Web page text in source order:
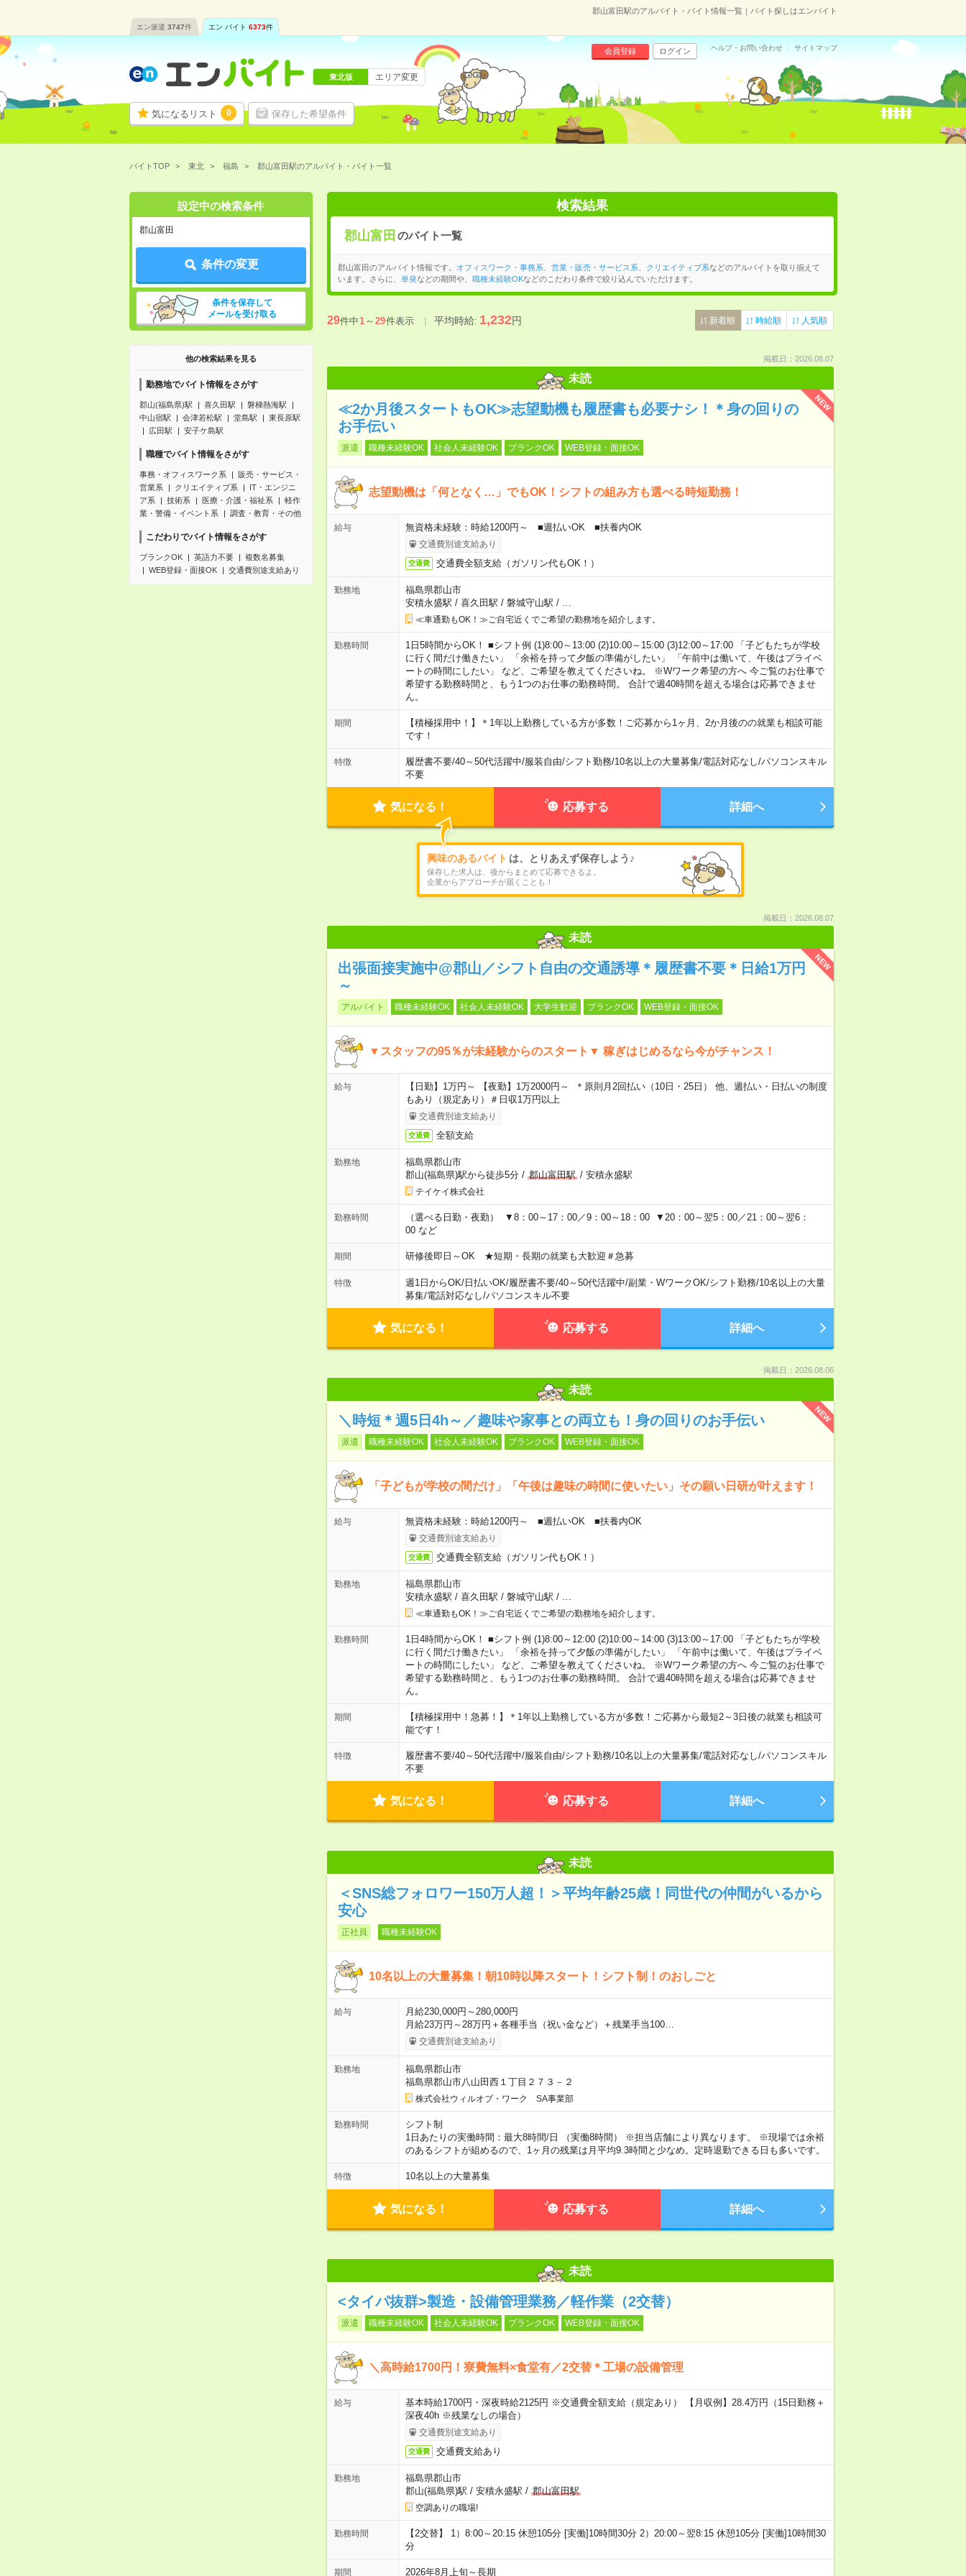
郡山富田駅のアルバイト・バイト情報一覧｜バイト探しはエンバイト
エン派遣 3747件 エン バイト 6373件
気になるリスト 0 保存した希望条件
会員登録 ログイン ヘルプ・お問い合わせ サイトマップ
東北版 エリア変更
バイトTOP 東北 福島 郡山富田駅のアルバイト・バイト一覧
設定中の検索条件
郡山富田
条件の変更
条件を保存して
メールを受け取る
他の検索結果を見る
勤務地でバイト情報をさがす
郡山(福島県)駅 喜久田駅
磐梯熱海駅
中山宿駅
会津若松駅 堂島駅
東長原駅
広田駅
安子ケ島駅
職種でバイト情報をさがす
事務・オフィスワーク系
販売・サービス・
営業系
クリエイティブ系
IT・エンジニ
ア系
技術系 医療・介護・福祉系
軽作
業・警備・イベント系
調査・教育・その他
こだわりでバイト情報をさがす
ブランクOK 英語力不要
複数名募集
WEB登録・面接OK
交通費別途支給あり
検索結果
郡山富田 のバイト一覧
郡山富田のアルバイト情報です。 オフィスワーク・事務系 営業・販売・サービス系 クリエイティブ系などのアルバイトを取り揃えて
います。さらに、
単発などの期間や、 職種未経験OKなどのこだわり条件で絞り込んでいただけます。
29件中1～29件表示 平均時給:1,232円 新着順 時給順 人気順
掲載日：2026.08.07
未読
NEW
≪2か月後スタートもOK≫志望動機も履歴書も必要ナシ！＊身の回りの
お手伝い
派遣 職種未経験OK 社会人未経験OK ブランクOK WEB登録・面接OK
志望動機は「何となく…」でもOK！シフトの組み方も選べる時短勤務！
給与 無資格未経験：時給1200円～ ■週払いOK ■扶養内OK
交通費別途支給あり
交通費 交通費全額支給（ガソリン代もOK！）
勤務地
福島県郡山市
安積永盛駅 / 喜久田駅 / 磐城守山駅 /
≪車通勤もOK！≫ご自宅近くでご希望の勤務地を紹介します。
勤務時間
1日5時間からOK！ ■シフト例 (1)8:00～13:00 (2)10:00～15:00 (3)12:00～17:00 「子どもたちが学校
に行く間だけ働きたい」 「余裕を持って夕飯の準備がしたい」 「午前中は働いて、午後はプライベ
ートの時間にしたい」 など、ご希望を教えてくださいね。 ※Wワーク希望の方へ 今ご覧のお仕事で
希望する勤務時間と、もう1つのお仕事の勤務時間。 合計で週40時間を超える場合は応募できませ
ん。
期間
【積極採用中！】＊1年以上勤務している方が多数！ご応募から1ヶ月、2か月後のの就業も相談可能
です！
特徴 履歴書不要/40～50代活躍中/服装自由/シフト勤務/10名以上の大量募集/電話対応なし/パソコンスキル
不要
気になる！ 応募する 詳細へ
興味のあるバイト は、とりあえず保存しよう♪
保存した求人は、後からまとめて応募できるよ。
企業からアプローチが届くことも！
掲載日：2026.08.07
未読
NEW
出張面接実施中@郡山／シフト自由の交通誘導＊履歴書不要＊日給1万円
～
アルバイト 職種未経験OK 社会人未経験OK 大学生歓迎 ブランクOK WEB登録・面接OK
▼スタッフの95％が未経験からのスタート▼ 稼ぎはじめるなら今がチャンス！
給与
【日勤】1万円～ 【夜勤】1万2000円～ ＊原則月2回払い（10日・25日） 他、週払い・日払いの制度
もあり（規定あり）＃日収1万円以上
交通費別途支給あり
交通費 全額支給
勤務地
福島県郡山市
郡山(福島県)駅から徒歩5分/ 郡山富田駅/ 安積永盛駅
テイケイ株式会社
勤務時間
（選べる日勤・夜勤） ▼8：00～17：00／9：00～18：00 ▼20：00～翌5：00／21：00～翌6：
00 など
期間 研修後即日～OK ★短期・長期の就業も大歓迎＃急募
特徴 週1日からOK/日払いOK/履歴書不要/40～50代活躍中/副業・WワークOK/シフト勤務/10名以上の大量
募集/電話対応なし/パソコンスキル不要
気になる！ 応募する 詳細へ
掲載日：2026.08.06
未読
NEW
＼時短＊週5日4h～／趣味や家事との両立も！身の回りのお手伝い
派遣 職種未経験OK 社会人未経験OK ブランクOK WEB登録・面接OK
「子どもが学校の間だけ」「午後は趣味の時間に使いたい」その願い日研が叶えます！
給与 無資格未経験：時給1200円～ ■週払いOK ■扶養内OK
交通費別途支給あり
交通費 交通費全額支給（ガソリン代もOK！）
勤務地
福島県郡山市
安積永盛駅 / 喜久田駅 / 磐城守山駅 /
≪車通勤もOK！≫ご自宅近くでご希望の勤務地を紹介します。
勤務時間
1日4時間からOK！ ■シフト例 (1)8:00～12:00 (2)10:00～14:00 (3)13:00～17:00 「子どもたちが学校
に行く間だけ働きたい」 「余裕を持って夕飯の準備がしたい」 「午前中は働いて、午後はプライベ
ートの時間にしたい」 など、ご希望を教えてくださいね。 ※Wワーク希望の方へ 今ご覧のお仕事で
希望する勤務時間と、もう1つのお仕事の勤務時間。 合計で週40時間を超える場合は応募できませ
ん。
期間
【積極採用中！急募！】＊1年以上勤務している方が多数！ご応募から最短2～3日後の就業も相談可
能です！
特徴 履歴書不要/40～50代活躍中/服装自由/シフト勤務/10名以上の大量募集/電話対応なし/パソコンスキル
不要
気になる！ 応募する 詳細へ
未読
＜SNS総フォロワー150万人超！＞平均年齢25歳！同世代の仲間がいるから
安心
正社員 職種未経験OK
10名以上の大量募集！朝10時以降スタート！シフト制！のおしごと
給与
月給230,000円～280,000円
月給23万円～28万円＋各種手当（祝い金など）＋残業手当100…
交通費別途支給あり
勤務地
福島県郡山市
福島県郡山市八山田西１丁目２７３－２
株式会社ウィルオブ・ワーク SA事業部
勤務時間
シフト制
1日あたりの実働時間：最大8時間/日 （実働8時間） ※担当店舗により異なります。 ※現場では余裕
のあるシフトが組めるので、1ヶ月の残業は月平均9.3時間と少なめ。定時退勤できる日も多いです。
特徴 10名以上の大量募集
気になる！ 応募する 詳細へ
未読
<タイパ抜群>製造・設備管理業務／軽作業（2交替）
派遣 職種未経験OK 社会人未経験OK ブランクOK WEB登録・面接OK
＼高時給1700円！寮費無料×食堂有／2交替＊工場の設備管理
給与
基本時給1700円・深夜時給2125円 ※交通費全額支給（規定あり） 【月収例】28.4万円（15日勤務＋
深夜40h ※残業なしの場合）
交通費別途支給あり
交通費 交通費支給あり
勤務地
福島県郡山市
郡山(福島県)駅 / 安積永盛駅 / 郡山富田駅
空調ありの職場!
勤務時間
【2交替】 1）8:00～20:15 休憩105分 [実働]10時間30分 2）20:00～翌8:15 休憩105分 [実働]10時間30
分
期間 2026年8月上旬～長期